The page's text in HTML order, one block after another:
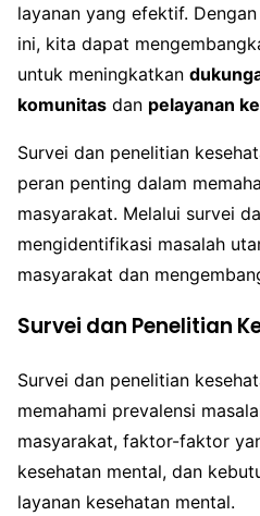
layanan yang efektif.
ini, kita dapat
untuk meningkatkan
komunitas dan pelayanan
Survei dan penelitian
peran penting dalam
masyarakat. Melalui survei
mengidentifikasi masalah
masyarakat dan
Survei dan Penelitian
Survei dan penelitian
memahami prevalensi
masyarakat, faktor-faktor
kesehatan mental, dan
layanan kesehatan mental.